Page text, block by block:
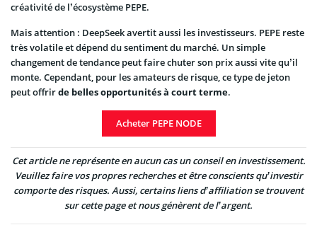
créativité de l’écosystème PEPE.
Mais attention : DeepSeek avertit aussi les investisseurs. PEPE reste
très volatile et dépend du sentiment du marché. Un simple
changement de tendance peut faire chuter son prix aussi vite qu’il
monte. Cependant, pour les amateurs de risque, ce type de jeton
peut offrirde belles opportunités à court terme.
Acheter PEPE NODE
Cet article ne représente en aucun cas un conseil en investissement.
Veuillez faire vos propres recherches et être conscients qu’investir
comporte des risques. Aussi, certains liens d’affiliation se trouvent
sur cette page et nous génèrent de l’argent.